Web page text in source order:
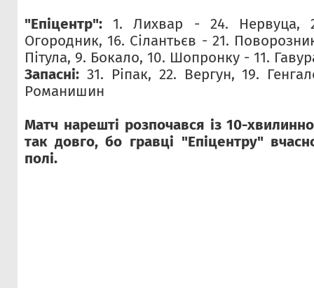
"Епіцентр": 1. Лихвар - 24. Нервуца,
Огородник, 16. Сілантьєв - 21.
Пітула, 9. Бокало, 10. Шопронку - 11.
Запасні: 31. Ріпак, 22. Вергун, 19.
Романишин
Матч нарешті розпочався із 10-
так довго, бо гравці "Епіцентру"
полі.